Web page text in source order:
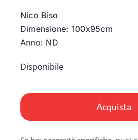
Nico Biso
Dimensione: 100x95cm
Anno: ND
Disponibile
Acquista